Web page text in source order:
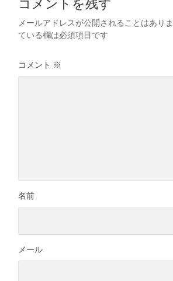
コメントを残す
メールアドレスが公開されることはありま
ている欄は必須項目です
コメント ※
名前
メール